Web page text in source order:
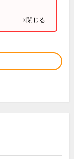
×閉じる